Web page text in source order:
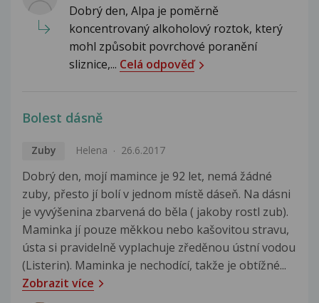
Dobrý den, Alpa je poměrně
koncentrovaný alkoholový roztok, který
mohl způsobit povrchové poranění
sliznice,... Celá odpověď
Bolest dásně
Zuby Helena 26.6.2017
Dobrý den, mojí mamince je 92 let, nemá žádné
zuby, přesto jí bolí v jednom místě dáseň. Na dásni
je vyvýšenina zbarvená do běla ( jakoby rostl zub).
Maminka jí pouze měkkou nebo kašovitou stravu,
ústa si pravidelně vyplachuje zředěnou ústní vodou
(Listerin). Maminka je nechodící, takže je obtížné...
Zobrazit více